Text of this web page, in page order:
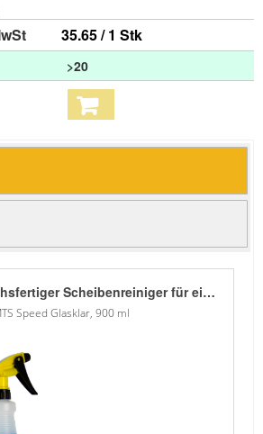
35.65 / 1 Stk
>20
Starker gebrauchsfertiger Scheibenreiniger für eine schnelle und effektive Anwendung. Auf Grund seines hohen Lösungsmittelanteils verdunstet der Reiniger auf der Glasoberfläche sehr schnell. Perfekt für alle Anwender, die ausgezeichnete Resultate mit geringem Zeitaufwand wünschen. Verwendung im Sprüher.
Speed Glasklar, 900 ml